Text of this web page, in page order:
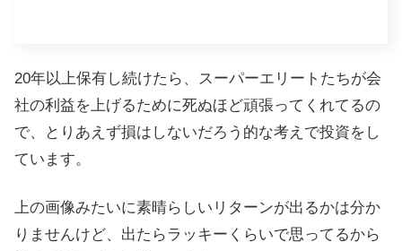
20年以上保有し続けたら、スーパーエリートたちが会
社の利益を上げるために死ぬほど頑張ってくれてるの
で、とりあえず損はしないだろう的な考えで投資をし
ています。
上の画像みたいに素晴らしいリターンが出るかは分か
りませんけど、出たらラッキーくらいで思ってるから